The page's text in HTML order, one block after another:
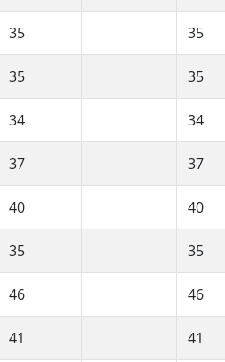
35 35
35 35
34 34
37 37
40 40
35 35
46 46
41 41